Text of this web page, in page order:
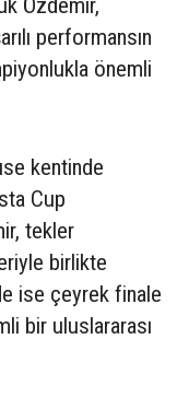
Özdemir,
performansın
önemli
kentinde
Cup
tekler
birlikte
ise çeyrek finale
bir uluslararası